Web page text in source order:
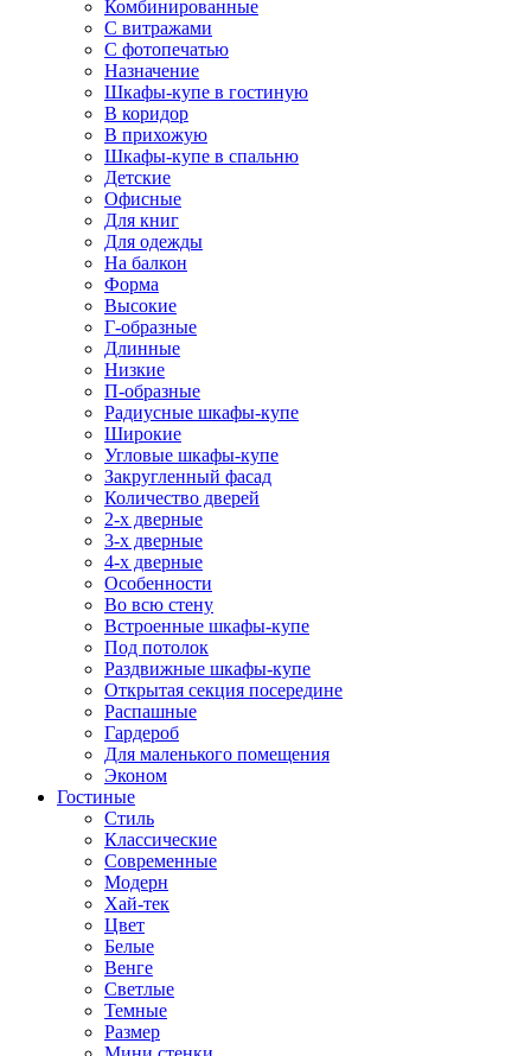
Комбинированные
С витражами
С фотопечатью
Назначение
Шкафы-купе в гостиную
В коридор
В прихожую
Шкафы-купе в спальню
Детские
Офисные
Для книг
Для одежды
На балкон
Форма
Высокие
Г-образные
Длинные
Низкие
П-образные
Радиусные шкафы-купе
Широкие
Угловые шкафы-купе
Закругленный фасад
Количество дверей
2-х дверные
3-х дверные
4-х дверные
Особенности
Во всю стену
Встроенные шкафы-купе
Под потолок
Раздвижные шкафы-купе
Открытая секция посередине
Распашные
Гардероб
Для маленького помещения
Эконом
Гостиные
Стиль
Классические
Современные
Модерн
Хай-тек
Цвет
Белые
Венге
Светлые
Темные
Размер